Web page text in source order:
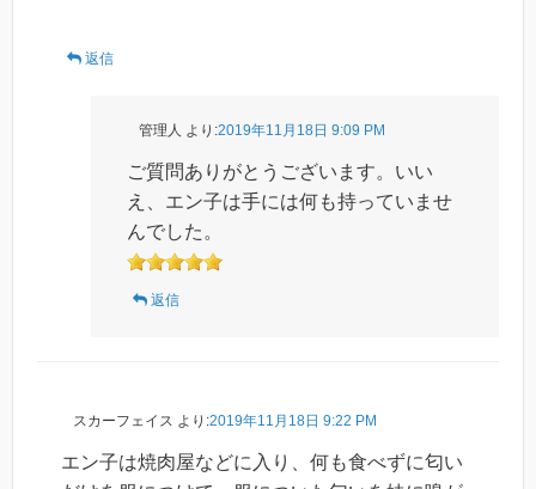
返信
管理人 より:2019年11月18日 9:09 PM
ご質問ありがとうございます。いい
え、エン子は手には何も持っていませ
んでした。
返信
スカーフェイス より:2019年11月18日 9:22 PM
エン子は焼肉屋などに入り、何も食べずに匂い